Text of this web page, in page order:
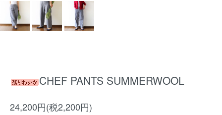
CHEF PANTS SUMMERWOOL
24,200円(税2,200円)